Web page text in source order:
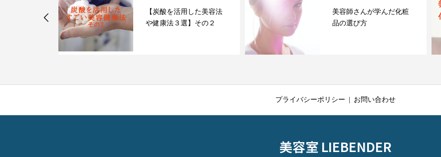
【炭酸を活用した美容法
や健康法３選】その２
美容師さんが学んだ化粧
品の選び方
プライバシーポリシー お問い合わせ
美容室 LIEBENDER